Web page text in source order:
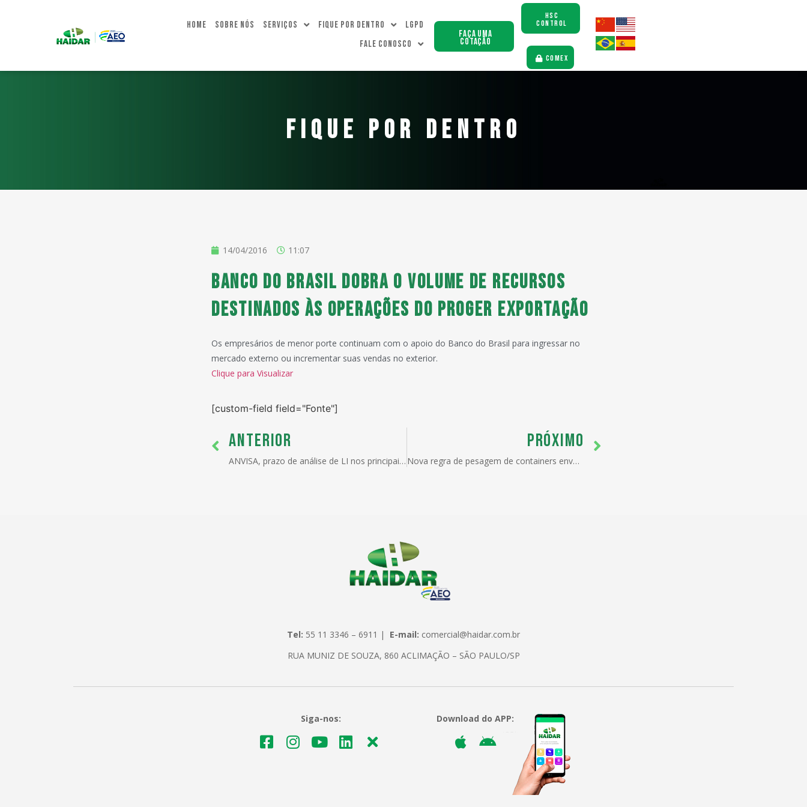
Home Sobre Nós Serviços Fique Por dentro
LGPD
Fale Conosco
Faça uma
Cotação
HSC
CONTROL
COMEX
FIQUE POR DENTRO
14/04/2016 11:07
Banco do Brasil dobra o volume de recursos
destinados às operações do Proger Exportação
Os empresários de menor porte continuam com o apoio do Banco do Brasil para ingressar no
mercado externo ou incrementar suas vendas no exterior.
Clique para Visualizar
[custom-field field="Fonte"]
ANTERIOR
ANVISA, prazo de análise de LI nos principais postos
PRÓXIMO
Nova regra de pesagem de containers envolve toda a cadeia de produção
Tel: 55 11 3346 – 6911 | E-mail: comercial@haidar.com.br
RUA MUNIZ DE SOUZA, 860 ACLIMAÇÃO – SÃO PAULO/SP
Siga-nos: Download do APP: